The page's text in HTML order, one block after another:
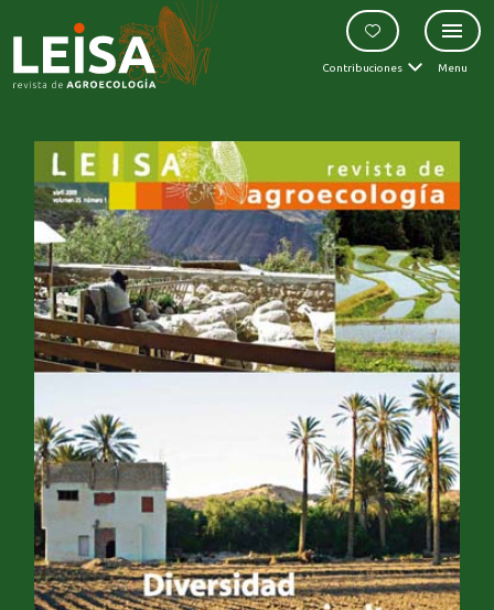
Contribuciones Menu